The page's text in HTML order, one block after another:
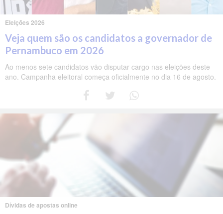
Eleições 2026
Veja quem são os candidatos a governador de
Pernambuco em 2026
Ao menos sete candidatos vão disputar cargo nas eleições deste
ano. Campanha eleitoral começa oficialmente no dia 16 de agosto.
Dívidas de apostas online